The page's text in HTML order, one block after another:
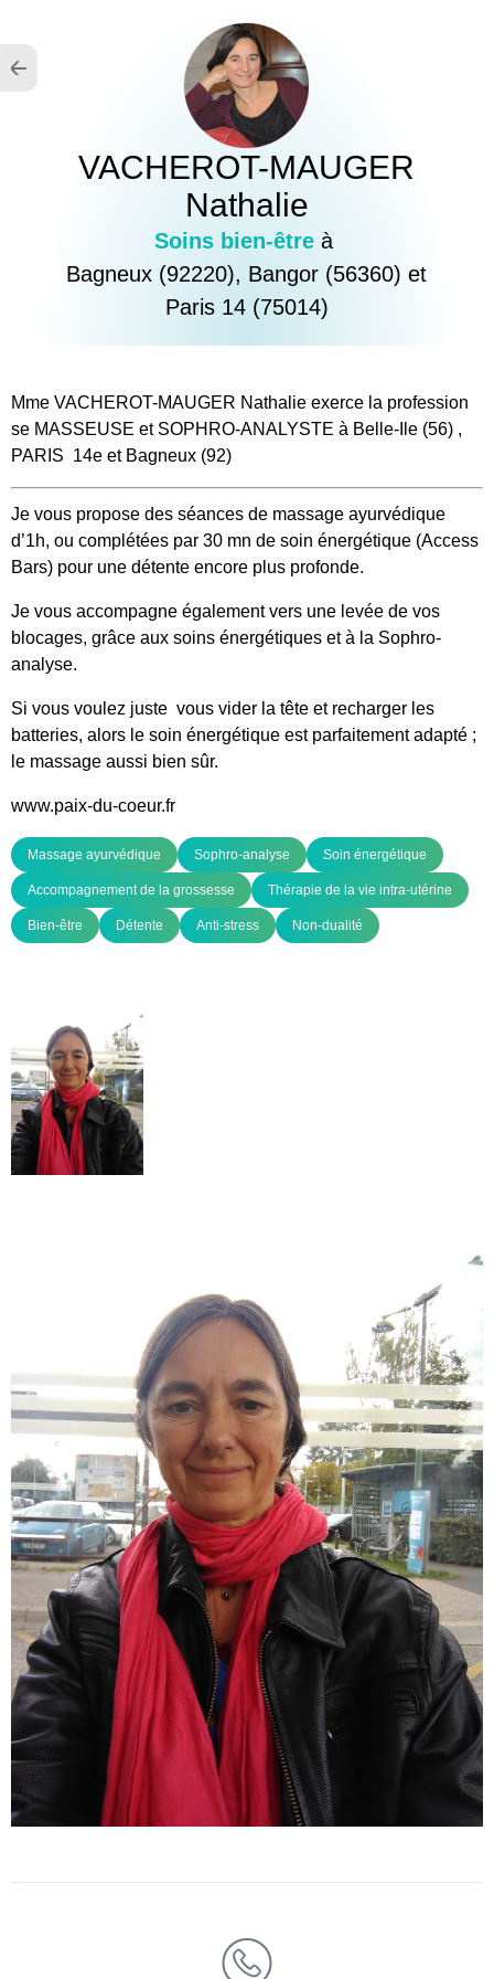
contenu
VACHEROT-MAUGER
Nathalie
Soins bien-êtreà
Bagneux (92220), Bangor (56360) et
Paris 14 (75014)
Mme VACHEROT-MAUGER Nathalie exerce la profession
se MASSEUSE et SOPHRO-ANALYSTE à Belle-Ile (56) ,
PARIS 14e et Bagneux (92)
Je vous propose des séances de massage ayurvédique
d’1h, ou complétées par 30 mn de soin énergétique (Access
Bars) pour une détente encore plus profonde.
Je vous accompagne également vers une levée de vos
blocages, grâce aux soins énergétiques et à la Sophro-
analyse.
Si vous voulez juste vous vider la tête et recharger les
batteries, alors le soin énergétique est parfaitement adapté ;
le massage aussi bien sûr.
www.paix-du-coeur.fr
Massage ayurvédique Sophro-analyse Soin énergétique
Accompagnement de la grossesse Thérapie de la vie intra-utérine
Bien-être Détente Anti-stress Non-dualité